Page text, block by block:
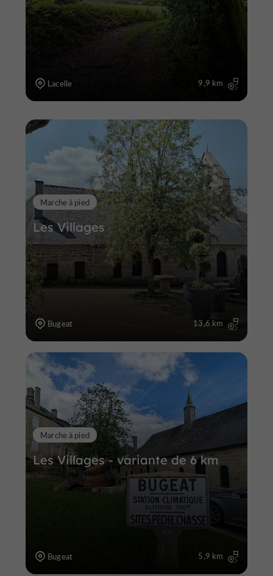
Lacelle 9,9 km
Les Villages
Marche à pied
Bugeat 13,6 km
Les Villages - variante de 6 km
Marche à pied
Bugeat 5,9 km